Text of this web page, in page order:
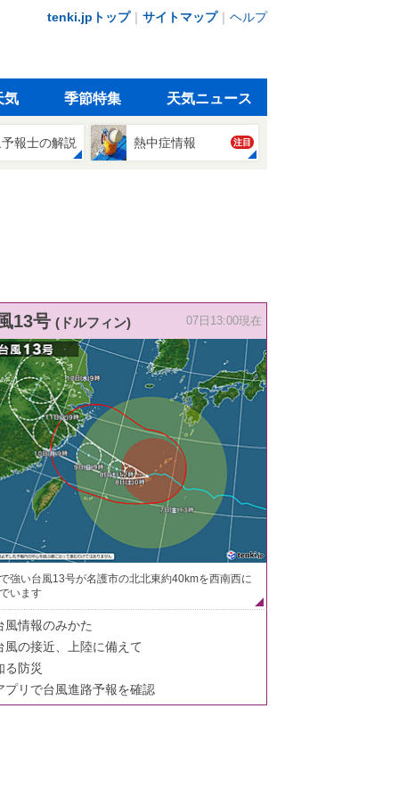
tenki.jpトップ｜ サイトマップ｜ ヘルプ
気 季節特集 天気ニュース
報士の解説 熱中症情報 注目
13号 (ドルフィン) 07日13:00現在
強い台風13号が名護市の北北東約40kmを西南西に
います
風情報のみかた
風の接近、上陸に備えて
る防災
プリで台風進路予報を確認